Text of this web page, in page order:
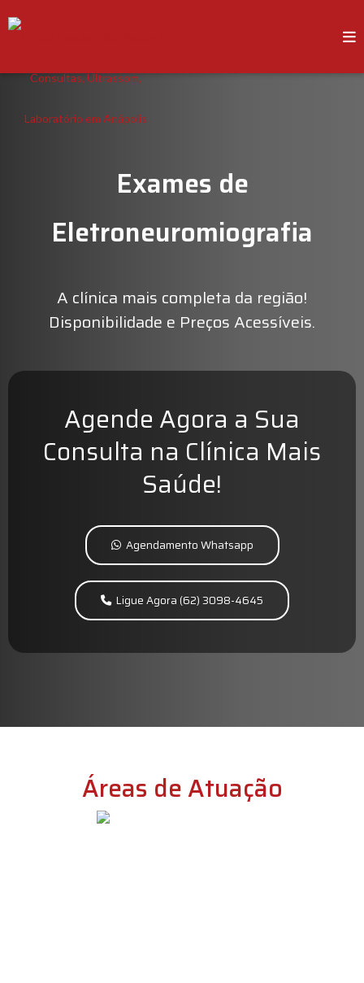
Exames de
Eletroneuromiografia
A clínica mais completa da região!
Disponibilidade e Preços Acessíveis.
Agende Agora a Sua
Consulta na Clínica Mais
Saúde!
Agendamento Whatsapp
Ligue Agora (62) 3098-4645
Áreas de Atuação